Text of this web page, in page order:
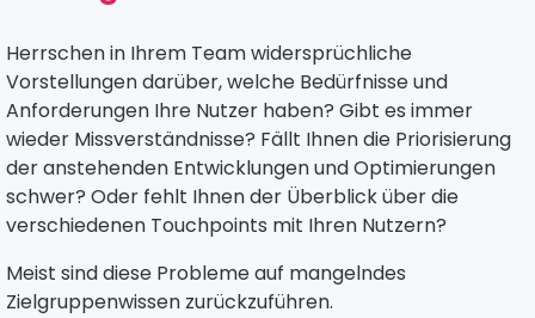
Herrschen in Ihrem Team widersprüchliche
Vorstellungen darüber, welche Bedürfnisse und
Anforderungen Ihre Nutzer haben? Gibt es immer
wieder Missverständnisse? Fällt Ihnen die Priorisierung
der anstehenden Entwicklungen und Optimierungen
schwer? Oder fehlt Ihnen der Überblick über die
verschiedenen Touchpoints mit Ihren Nutzern?
Meist sind diese Probleme auf mangelndes
Zielgruppenwissen zurückzuführen.